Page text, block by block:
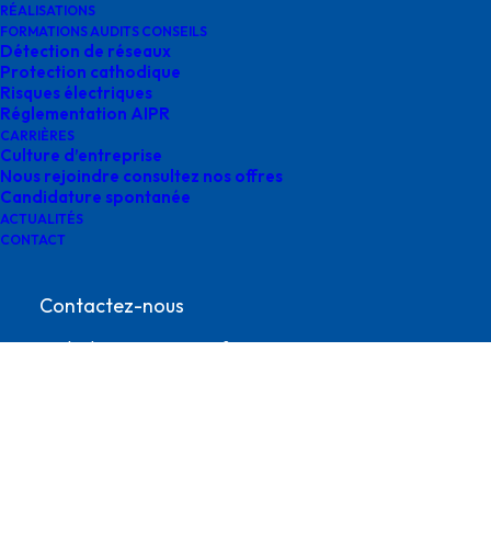
RÉALISATIONS
FORMATIONS AUDITS CONSEILS
Détection de réseaux
Protection cathodique
Risques électriques
Réglementation AIPR
CARRIÈRES
Culture d’entreprise
Nous rejoindre consultez nos offres
Candidature spontanée
ACTUALITÉS
CONTACT
Contactez-nous
contact@survey-groupe.fr
agences survey